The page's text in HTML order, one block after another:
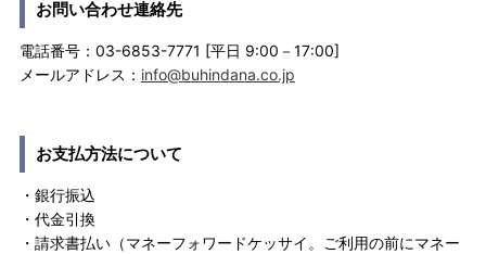
お問い合わせ連絡先
電話番号：03-6853-7771 [平日 9:00－17:00]
メールアドレス： info@buhindana.co.jp
お支払方法について
・銀行振込
・代金引換
・請求書払い（マネーフォワードケッサイ。ご利用の前にマネー